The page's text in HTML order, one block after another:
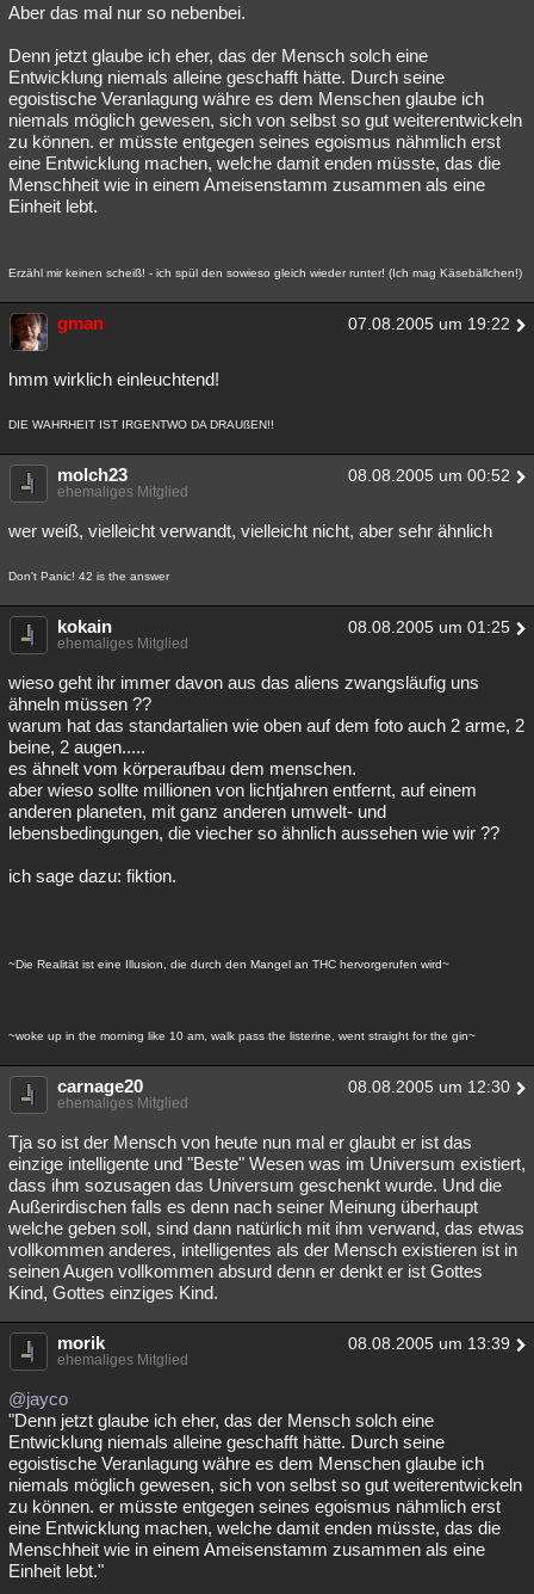
Aber das mal nur so nebenbei.
Denn jetzt glaube ich eher, das der Mensch solch eine
Entwicklung niemals alleine geschafft hätte. Durch seine
egoistische Veranlagung währe es dem Menschen glaube ich
niemals möglich gewesen, sich von selbst so gut weiterentwickeln
zu können. er müsste entgegen seines egoismus nähmlich erst
eine Entwicklung machen, welche damit enden müsste, das die
Menschheit wie in einem Ameisenstamm zusammen als eine
Einheit lebt.
Erzähl mir keinen scheiß! - ich spül den sowieso gleich wieder runter! (Ich mag Käsebällchen!)
gman 07.08.2005 um 19:22
hmm wirklich einleuchtend!
DIE WAHRHEIT IST IRGENTWO DA DRAUßEN!!
molch23 08.08.2005 um 00:52
ehemaliges Mitglied
wer weiß, vielleicht verwandt, vielleicht nicht, aber sehr ähnlich
Don't Panic! 42 is the answer
kokain 08.08.2005 um 01:25
ehemaliges Mitglied
wieso geht ihr immer davon aus das aliens zwangsläufig uns
ähneln müssen ??
warum hat das standartalien wie oben auf dem foto auch 2 arme, 2
beine, 2 augen.....
es ähnelt vom körperaufbau dem menschen.
aber wieso sollte millionen von lichtjahren entfernt, auf einem
anderen planeten, mit ganz anderen umwelt- und
lebensbedingungen, die viecher so ähnlich aussehen wie wir ??
ich sage dazu: fiktion.
~Die Realität ist eine Illusion, die durch den Mangel an THC hervorgerufen wird~
~woke up in the morning like 10 am, walk pass the listerine, went straight for the gin~
carnage20 08.08.2005 um 12:30
ehemaliges Mitglied
Tja so ist der Mensch von heute nun mal er glaubt er ist das
einzige intelligente und "Beste" Wesen was im Universum existiert,
dass ihm sozusagen das Universum geschenkt wurde. Und die
Außerirdischen falls es denn nach seiner Meinung überhaupt
welche geben soll, sind dann natürlich mit ihm verwand, das etwas
vollkommen anderes, intelligentes als der Mensch existieren ist in
seinen Augen vollkommen absurd denn er denkt er ist Gottes
Kind, Gottes einziges Kind.
morik 08.08.2005 um 13:39
ehemaliges Mitglied
@jayco
"Denn jetzt glaube ich eher, das der Mensch solch eine
Entwicklung niemals alleine geschafft hätte. Durch seine
egoistische Veranlagung währe es dem Menschen glaube ich
niemals möglich gewesen, sich von selbst so gut weiterentwickeln
zu können. er müsste entgegen seines egoismus nähmlich erst
eine Entwicklung machen, welche damit enden müsste, das die
Menschheit wie in einem Ameisenstamm zusammen als eine
Einheit lebt."